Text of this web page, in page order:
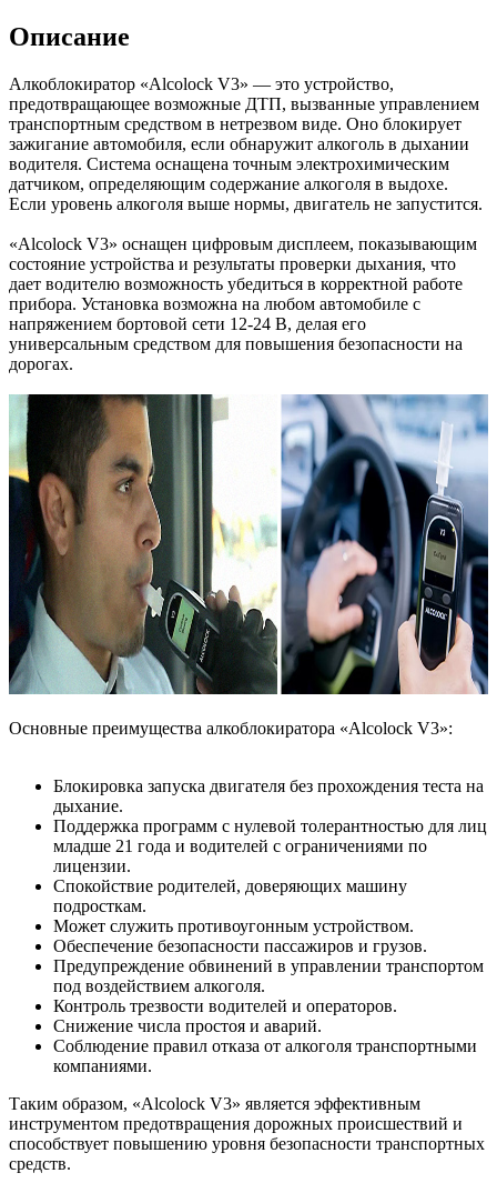
Описание
Алкоблокиратор «Alcolock V3» — это устройство,
предотвращающее возможные ДТП, вызванные управлением
транспортным средством в нетрезвом виде. Оно блокирует
зажигание автомобиля, если обнаружит алкоголь в дыхании
водителя. Система оснащена точным электрохимическим
датчиком, определяющим содержание алкоголя в выдохе.
Если уровень алкоголя выше нормы, двигатель не запустится.
«Alcolock V3» оснащен цифровым дисплеем, показывающим
состояние устройства и результаты проверки дыхания, что
дает водителю возможность убедиться в корректной работе
прибора. Установка возможна на любом автомобиле с
напряжением бортовой сети 12-24 В, делая его
универсальным средством для повышения безопасности на
дорогах.
Основные преимущества алкоблокиратора «Alcolock V3»:
Блокировка запуска двигателя без прохождения теста на
дыхание.
Поддержка программ с нулевой толерантностью для лиц
младше 21 года и водителей с ограничениями по
лицензии.
Спокойствие родителей, доверяющих машину
подросткам.
Может служить противоугонным устройством.
Обеспечение безопасности пассажиров и грузов.
Предупреждение обвинений в управлении транспортом
под воздействием алкоголя.
Контроль трезвости водителей и операторов.
Снижение числа простоя и аварий.
Соблюдение правил отказа от алкоголя транспортными
компаниями.
Таким образом, «Alcolock V3» является эффективным
инструментом предотвращения дорожных происшествий и
способствует повышению уровня безопасности транспортных
средств.